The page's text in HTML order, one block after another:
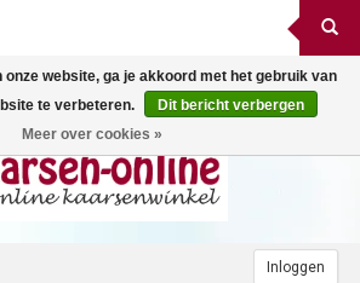
Inloggen
onze website, ga je akkoord met het gebruik van
te verbeteren.
Dit bericht verbergen
Meer over cookies »